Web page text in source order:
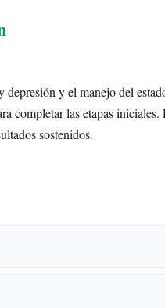
depresión y el manejo del
completar las etapas iniciales.
sostenidos.